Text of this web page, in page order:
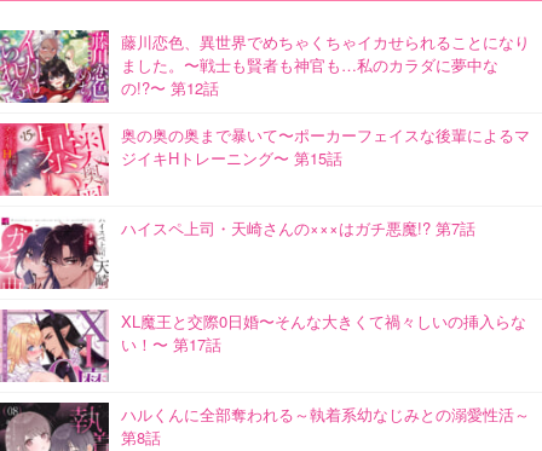
藤川恋色、異世界でめちゃくちゃイカせられることになり
ました。〜戦士も賢者も神官も…私のカラダに夢中な
の!?〜 第12話
奥の奥の奥まで暴いて〜ポーカーフェイスな後輩によるマ
ジイキHトレーニング〜 第15話
ハイスペ上司・天崎さんの×××はガチ悪魔!? 第7話
XL魔王と交際0日婚〜そんな大きくて禍々しいの挿入らな
い！〜 第17話
ハルくんに全部奪われる～執着系幼なじみとの溺愛性活～
第8話